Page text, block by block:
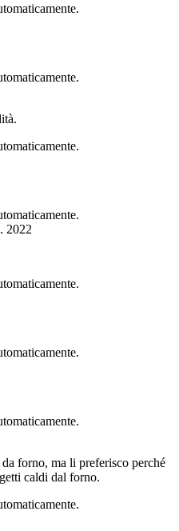
2022
forno, ma li preferisco perché
caldi dal forno.